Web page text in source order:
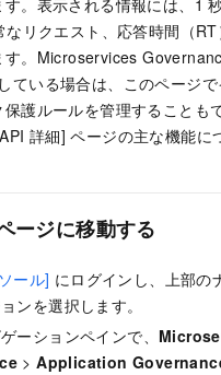
。表示される情報には、1
なリクエスト、応答時間（
す。Microservices
ている場合は、このページ
護ルールを管理することも
詳細] ページの主な機能に
ージに移動する
ール] にログインし、上部の
ンを選択します。
ーションペインで、
>Application